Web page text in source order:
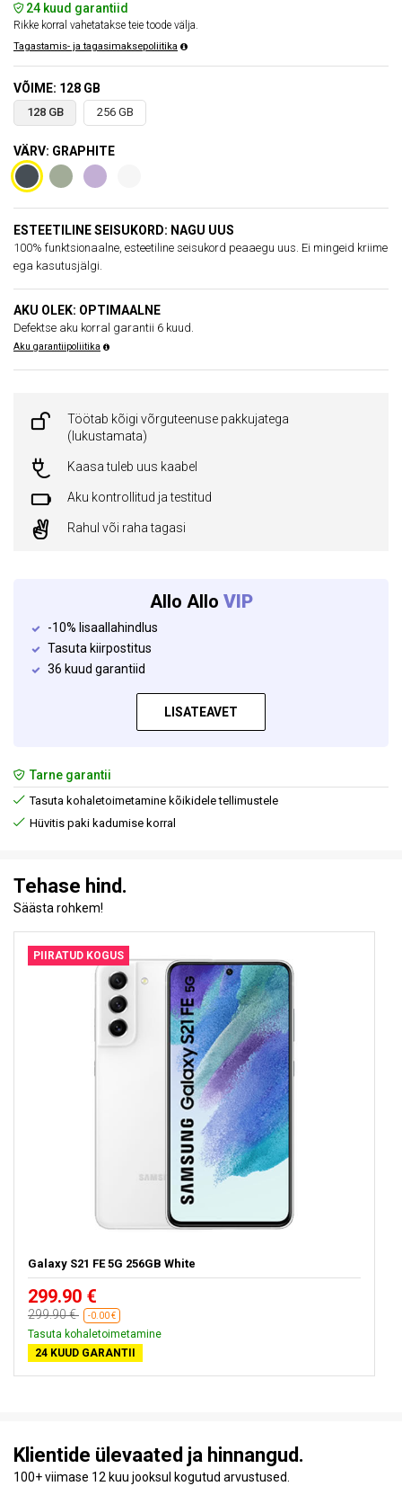
24 kuud garantiid
Rikke korral vahetatakse teie toode välja.
Tagastamis- ja tagasimaksepoliitika
VÕIME: 128 GB
128 GB 256 GB
VÄRV: GRAPHITE
ESTEETILINE SEISUKORD: NAGU UUS
100% funktsionaalne, esteetiline seisukord peaaegu uus. Ei mingeid kriime
ega kasutusjälgi.
AKU OLEK: OPTIMAALNE
Defektse aku korral garantii 6 kuud.
Aku garantiipoliitika
Töötab kõigi võrguteenuse pakkujatega
(lukustamata)
Kaasa tuleb uus kaabel
Aku kontrollitud ja testitud
Rahul või raha tagasi
Allo Allo VIP
-10% lisaallahindlus
Tasuta kiirpostitus
36 kuud garantiid
LISATEAVET
Tarne garantii
Tasuta kohaletoimetamine kõikidele tellimustele
Hüvitis paki kadumise korral
Tehase hind.
Säästa rohkem!
PIIRATUD KOGUS
Galaxy S21 FE 5G 256GB White
299.90 €
299.90 € -0.00 €
Tasuta kohaletoimetamine
24 KUUD GARANTII
Klientide ülevaated ja hinnangud.
100+ viimase 12 kuu jooksul kogutud arvustused.